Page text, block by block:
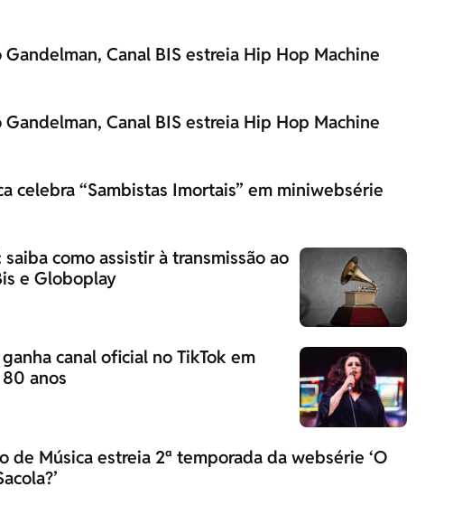
Canal BIS estreia Hip Hop Machine
Canal BIS estreia Hip Hop Machine
celebra “Sambistas Imortais” em miniwebsérie
como assistir à transmissão ao
e Globoplay
canal oficial no TikTok em
anos
de Música estreia 2ª temporada da websérie ‘O